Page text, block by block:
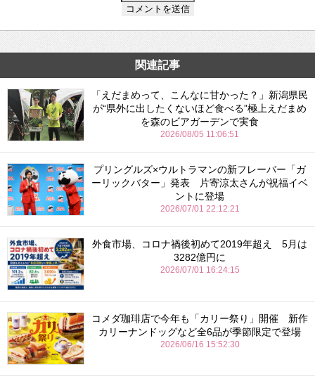
関連記事
「えだまめって、こんなに甘かった？」新潟県民
が“県外に出したくないほど食べる”極上えだまめ
を森のビアガーデンで実食
2026/08/05 11:06:51
プリングルズ×ウルトラマンの新フレーバー「ガ
ーリックバター」発表 片寄涼太さんが祝福イベ
ントに登場
2026/07/01 22:12:21
外食市場、コロナ禍後初めて2019年超え 5月は
3282億円に
2026/07/01 16:24:15
コメダ珈琲店で今年も「カリー祭り」開催 新作
カリーナンドッグなど全6品が季節限定で登場
2026/06/16 15:52:30